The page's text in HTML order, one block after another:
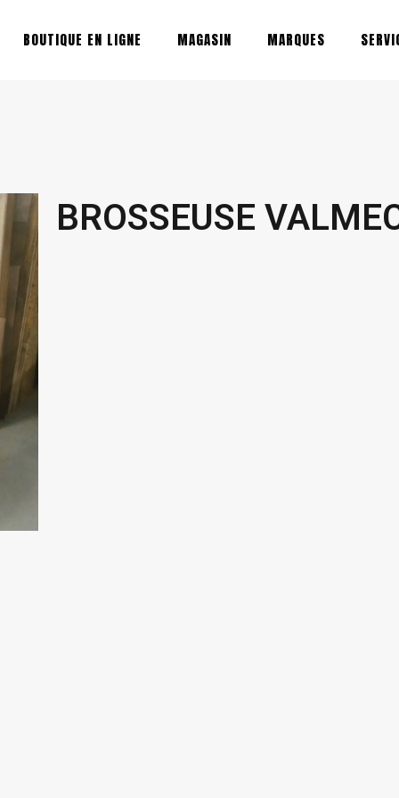
BOUTIQUE EN LIGNE MAGASIN MARQUES
BROSSEUSE